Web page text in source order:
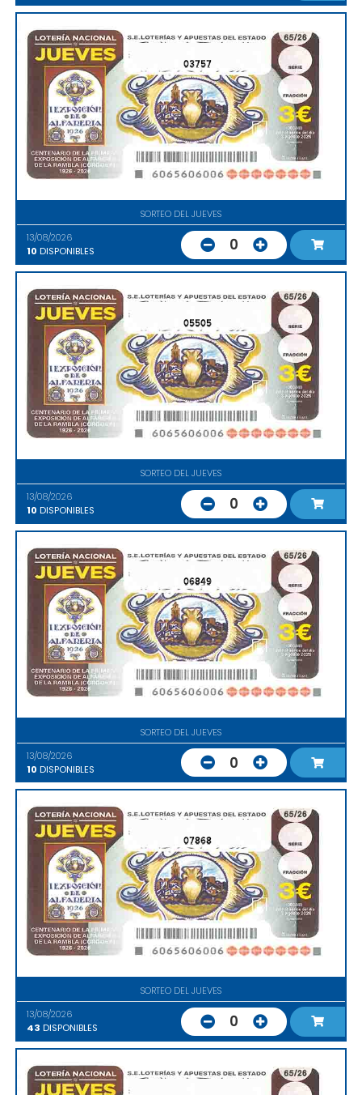
03757
SORTEO DEL JUEVES
13/08/2026
10 DISPONIBLES 0
05505
SORTEO DEL JUEVES
13/08/2026
10 DISPONIBLES 0
06849
SORTEO DEL JUEVES
13/08/2026
10 DISPONIBLES 0
07868
SORTEO DEL JUEVES
13/08/2026
43 DISPONIBLES 0